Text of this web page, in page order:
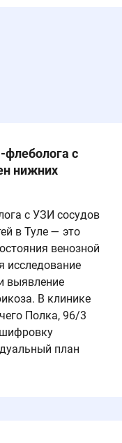
флеболога с
нижних
с УЗИ сосудов
в Туле — это
венозной
выявление
В клинике
Полка, 96/3
план